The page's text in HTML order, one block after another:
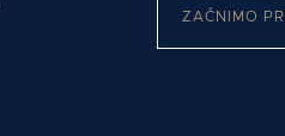
ZAČNIMO